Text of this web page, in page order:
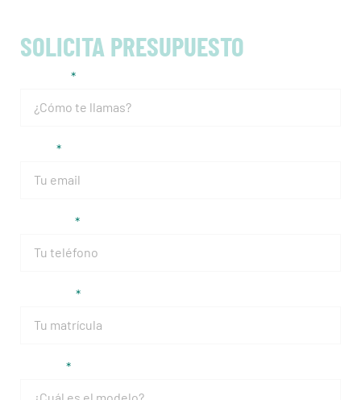
SOLICITA PRESUPUESTO